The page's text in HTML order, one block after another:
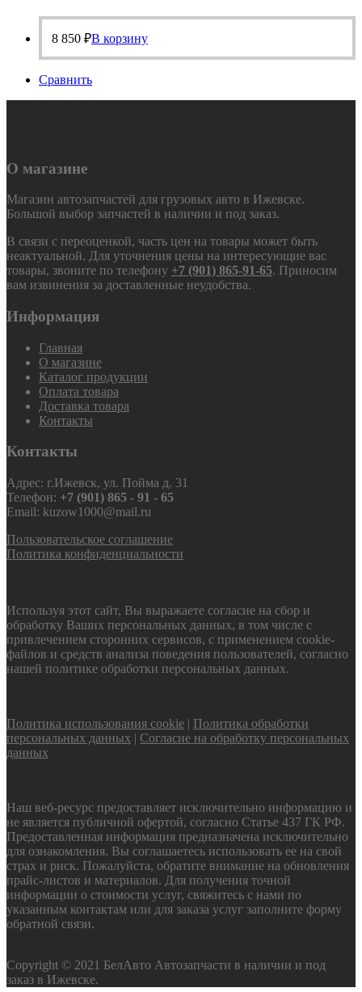
8 850 ₽В корзину
Сравнить
О магазине
Магазин автозапчастей для грузовых авто в Ижевске.
Большой выбор запчастей в наличии и под заказ.
В связи с переоценкой, часть цен на товары может быть
неактуальной. Для уточнения цены на интересующие вас
товары, звоните по телефону +7 (901) 865-91-65. Приносим
вам извинения за доставленные неудобства.
Информация
Главная
О магазине
Каталог продукции
Оплата товара
Доставка товара
Контакты
Контакты
Адрес: г.Ижевск, ул. Пойма д. 31
Телефон: +7 (901) 865 - 91 - 65
Email: kuzow1000@mail.ru
Пользовательское соглашение
Политика конфиденциальности
Используя этот сайт, Вы выражаете согласие на сбор и
обработку Ваших персональных данных, в том числе с
привлечением сторонних сервисов, с применением cookie-
файлов и средств анализа поведения пользователей, согласно
нашей политике обработки персональных данных.
Политика использования cookie | Политика обработки
персональных данных | Согласие на обработку персональных
данных
Наш веб-ресурс предоставляет исключительно информацию и
не является публичной офертой, согласно Статье 437 ГК РФ.
Предоставленная информация предназначена исключительно
для ознакомления. Вы соглашаетесь использовать ее на свой
страх и риск. Пожалуйста, обратите внимание на обновления
прайс-листов и материалов. Для получения точной
информации о стоимости услуг, свяжитесь с нами по
указанным контактам или для заказа услуг заполните форму
обратной связи.
Copyright © 2021 БелАвто Автозапчасти в наличии и под
заказ в Ижевске.